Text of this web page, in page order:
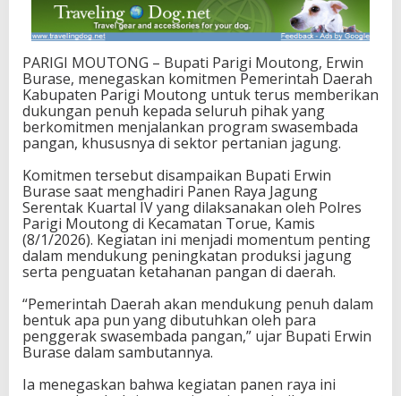
o
m
i
t
m
e
n
D
u
k
u
n
g
S
w
a
s
e
m
b
a
d
a
P
PARIGI MOUTONG – Bupati Parigi Moutong, Erwin
Burase, menegaskan komitmen Pemerintah Daerah
Kabupaten Parigi Moutong untuk terus memberikan
dukungan penuh kepada seluruh pihak yang
berkomitmen menjalankan program swasembada
pangan, khususnya di sektor pertanian jagung.
Komitmen tersebut disampaikan Bupati Erwin
Burase saat menghadiri Panen Raya Jagung
Serentak Kuartal IV yang dilaksanakan oleh Polres
Parigi Moutong di Kecamatan Torue, Kamis
(8/1/2026). Kegiatan ini menjadi momentum penting
dalam mendukung peningkatan produksi jagung
serta penguatan ketahanan pangan di daerah.
“Pemerintah Daerah akan mendukung penuh dalam
bentuk apa pun yang dibutuhkan oleh para
penggerak swasembada pangan,” ujar Bupati Erwin
Burase dalam sambutannya.
Ia menegaskan bahwa kegiatan panen raya ini